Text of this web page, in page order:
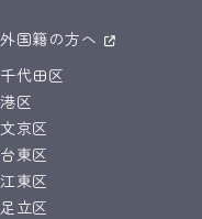
外国籍の方へ
千代田区
港区
文京区
台東区
江東区
足立区